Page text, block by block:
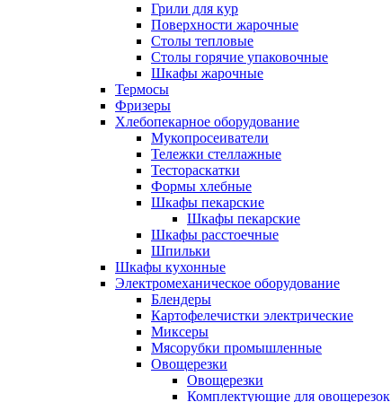
Грили для кур
Поверхности жарочные
Столы тепловые
Столы горячие упаковочные
Шкафы жарочные
Термосы
Фризеры
Хлебопекарное оборудование
Мукопросеиватели
Тележки стеллажные
Тестораскатки
Формы хлебные
Шкафы пекарские
Шкафы пекарские
Шкафы расстоечные
Шпильки
Шкафы кухонные
Электромеханическое оборудование
Блендеры
Картофелечистки электрические
Миксеры
Мясорубки промышленные
Овощерезки
Овощерезки
Комплектующие для овощерезок